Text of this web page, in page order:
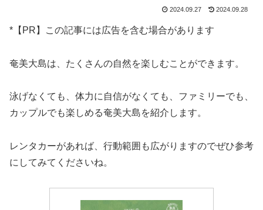
2024.09.27 2024.09.28
*【PR】この記事には広告を含む場合があります
奄美大島は、たくさんの自然を楽しむことができます。
泳げなくても、体力に自信がなくても、ファミリーでも、
カップルでも楽しめる奄美大島を紹介します。
レンタカーがあれば、行動範囲も広がりますのでぜひ参考
にしてみてくださいね。